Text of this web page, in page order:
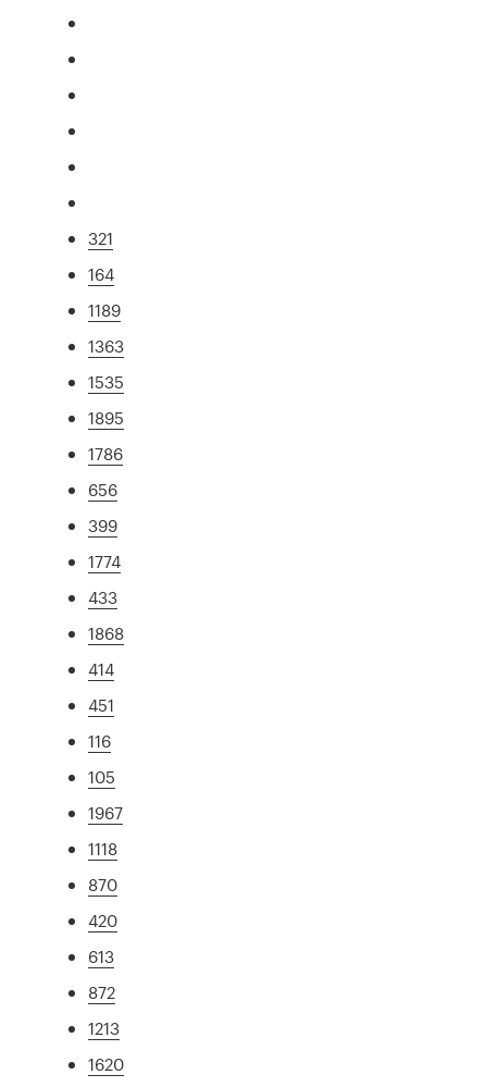
321
164
1189
1363
1535
1895
1786
656
399
1774
433
1868
414
451
116
105
1967
1118
870
420
613
872
1213
1620